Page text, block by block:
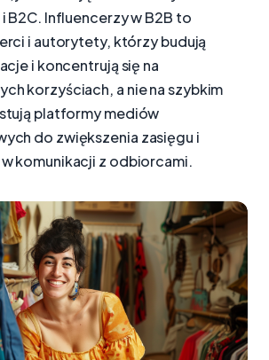
B2C. Influencerzy w B2B to
i autorytety, którzy budują
i koncentrują się na
korzyściach, a nie na szybkim
platformy mediów
do zwiększenia zasięgu i
komunikacji z odbiorcami.